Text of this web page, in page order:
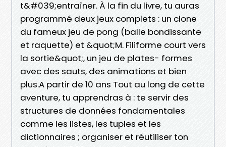
t&#039;entraîner. À la fin du livre, tu auras
programmé deux jeux complets : un clone
du fameux jeu de pong (balle bondissante
et raquette) et &quot;M. Filiforme court vers
la sortie&quot;, un jeu de plates- formes
avec des sauts, des animations et bien
plus.A partir de 10 ans Tout au long de cette
aventure, tu apprendras à : te servir des
structures de données fondamentales
comme les listes, les tuples et les
dictionnaires ; organiser et réutiliser ton